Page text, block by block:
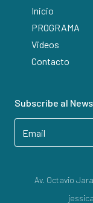
Inicio
PROGRAMA
Videos
Contacto
Subscribe al
Av. Octavio